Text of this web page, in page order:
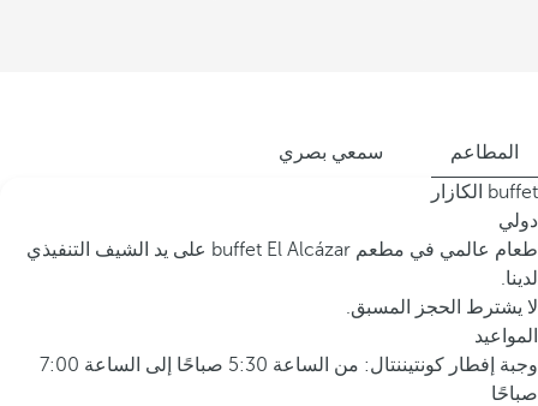
المطاعم
سمعي بصري
buffet الكازار
دولي
طعام عالمي في مطعم buffet El Alcázar على يد الشيف التنفيذي
لدينا.
لا يشترط الحجز المسبق.
المواعيد
وجبة إفطار كونتيننتال: من الساعة 5:30 صباحًا إلى الساعة 7:00
صباحًا